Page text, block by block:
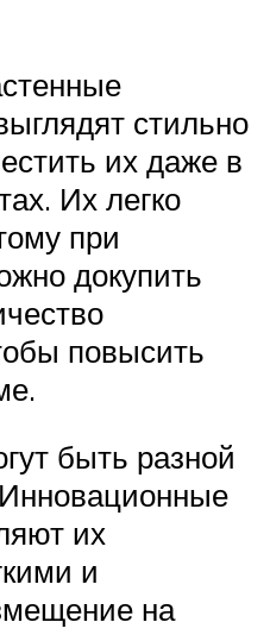
стильно
их даже в
Их легко
при
докупить
повысить
быть разной
их
и
на